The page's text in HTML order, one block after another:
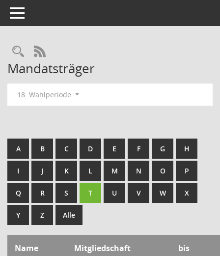
Toggle navigation
Rechercheauswahl
RSS-Feed
Mandatsträger
18. Wahlperiode
A B C D E F G H
I J K L M N O P
Q R S T U V W X
Y Z Alle
Name Mitgliedschaft bis